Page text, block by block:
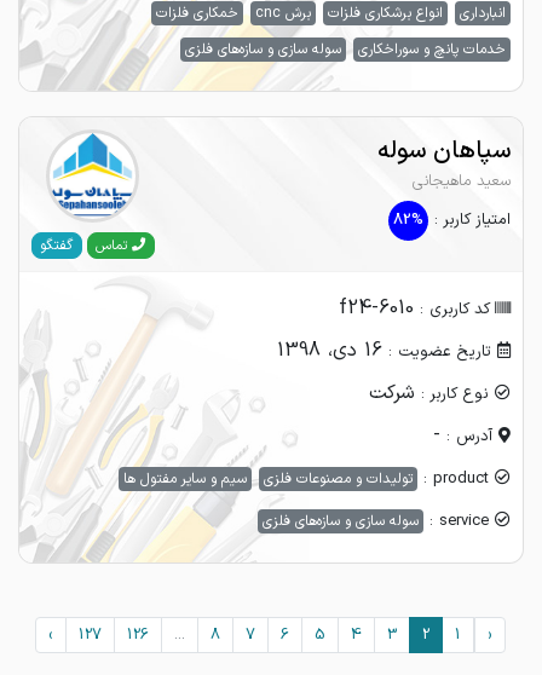
انبارداری انواع برشکاری فلزات برش cnc
خمکاری فلزات
خدمات پانچ و سوراخکاری
سوله سازی و سازه‌های فلزی
سپاهان سوله
سعید ماهیجانی
امتیاز کاربر : 82%
تماس گفتگو
کد کاربری : f24-6010
تاریخ عضویت : 16 دی، 1398
نوع کاربر : شرکت
آدرس : -
product : تولیدات و مصنوعات فلزی سیم و سایر مفتول ها
service : سوله سازی و سازه‌های فلزی
‹
1
2
3
4
5
6
7
8
...
126
127
›